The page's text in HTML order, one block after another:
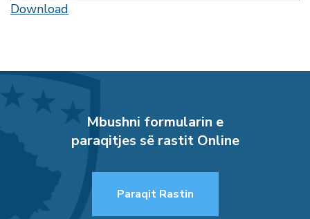
Download
Mbushni formularin e
paraqitjes së rastit Online
Paraqit Rastin